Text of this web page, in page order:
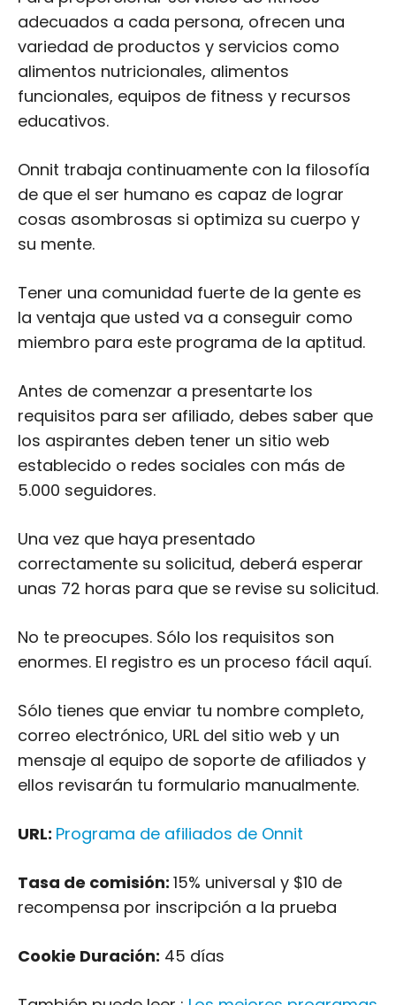
adecuados a cada persona, ofrecen una
variedad de productos y servicios como
alimentos nutricionales, alimentos
funcionales, equipos de fitness y recursos
educativos.
Onnit trabaja continuamente con la filosofía
de que el ser humano es capaz de lograr
cosas asombrosas si optimiza su cuerpo y
su mente.
Tener una comunidad fuerte de la gente es
la ventaja que usted va a conseguir como
miembro para este programa de la aptitud.
Antes de comenzar a presentarte los
requisitos para ser afiliado, debes saber que
los aspirantes deben tener un sitio web
establecido o redes sociales con más de
5.000 seguidores.
Una vez que haya presentado
correctamente su solicitud, deberá esperar
unas 72 horas para que se revise su solicitud.
No te preocupes. Sólo los requisitos son
enormes. El registro es un proceso fácil aquí.
Sólo tienes que enviar tu nombre completo,
correo electrónico, URL del sitio web y un
mensaje al equipo de soporte de afiliados y
ellos revisarán tu formulario manualmente.
URL: Programa de afiliados de Onnit
Tasa de comisión: 15% universal y $10 de
recompensa por inscripción a la prueba
Cookie Duración: 45 días